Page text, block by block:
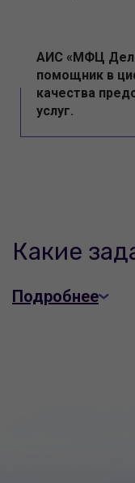
АИС «МФЦ
помощник в
качества
услуг.
Какие
Подробнее